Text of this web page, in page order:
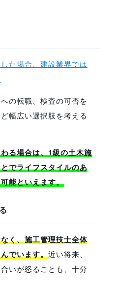
た場合、建設業界では
の転職、検査の可否を
幅広い選択肢を考える
る場合は、1級の土木施
でライフスタイルのあ
能といえます。
く、施工管理技士全体
でいます。近い将来、
いが怒ることも、十分